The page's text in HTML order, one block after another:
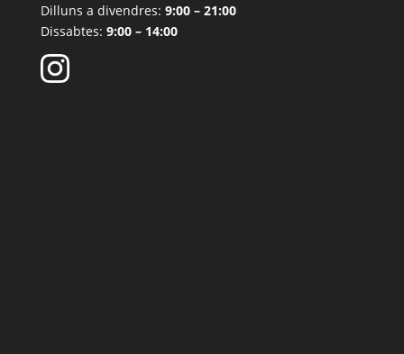
Dilluns a divendres: 9:00 – 21:00
Dissabtes: 9:00 – 14:00